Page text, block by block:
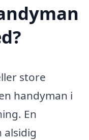
store
handyman i
En
alsidig